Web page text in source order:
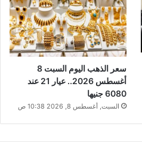
سعر الذهب اليوم السبت 8
أغسطس 2026.. عيار 21 عند
6080 جنيها
السبت, أغسطس 8, 2026 10:38 ص